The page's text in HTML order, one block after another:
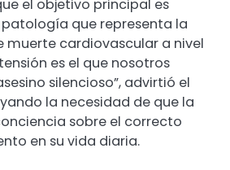
el objetivo principal es
que representa la
muerte cardiovascular a nivel
es el que nosotros
silencioso”, advirtió el
la necesidad de que la
sobre el correcto
en su vida diaria.